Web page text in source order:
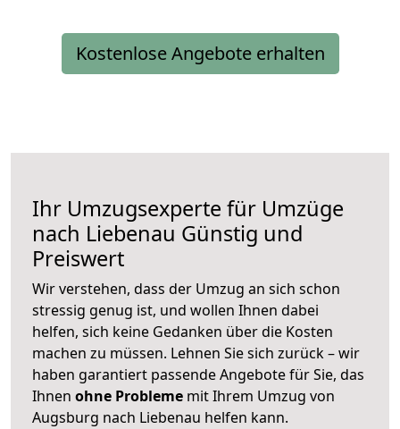
Kostenlose Angebote erhalten
Ihr Umzugsexperte für Umzüge
nach Liebenau Günstig und
Preiswert
Wir verstehen, dass der Umzug an sich schon
stressig genug ist, und wollen Ihnen dabei
helfen, sich keine Gedanken über die Kosten
machen zu müssen. Lehnen Sie sich zurück – wir
haben garantiert passende Angebote für Sie, das
Ihnen ohne Probleme mit Ihrem Umzug von
Augsburg nach Liebenau helfen kann.